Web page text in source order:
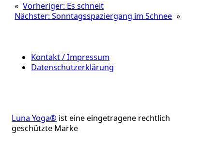
« Vorheriger: Es schneit
Nächster:Sonntagsspaziergang im Schnee »
Kontakt / Impressum
Datenschutzerklärung
Luna Yoga® ist eine eingetragene rechtlich
geschützte Marke